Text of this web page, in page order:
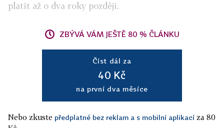
platit až o dva roky později.
ZBÝVÁ VÁM JEŠTĚ 80 % ČLÁNKU
Číst dál za
40 Kč
na první dva měsíce
Nebo zkuste předplatné bez reklam a s mobilní aplikací za 80